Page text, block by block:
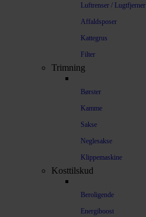
Luftrenser / Lugtfjerner
Affaldsposer
Kattegrus
Filter
Trimning
Børster
Kamme
Sakse
Neglesakse
Klippemaskine
Kosttilskud
Beroligende
Energiboost